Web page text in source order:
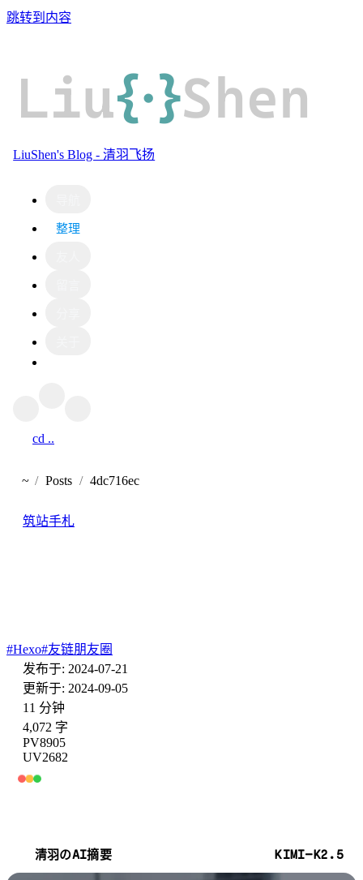
跳转到内容
Liu{·}Shen
LiuShen's Blog - 清羽飞扬
整理
cd ..
返回
~首页Posts 4dc716ec
筑站手札
#Hexo#友链朋友圈
发布于: 2024-07-21
更新于: 2024-09-05
11 分钟
4,072 字
PV8905
UV2682
清羽のAI摘要 KIMI-K2.5